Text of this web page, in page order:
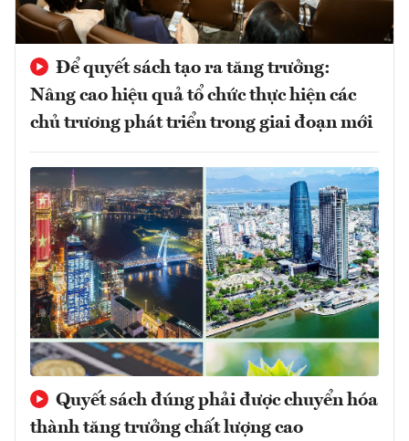
Để quyết sách tạo ra tăng trưởng:
Nâng cao hiệu quả tổ chức thực hiện các
chủ trương phát triển trong giai đoạn mới
Quyết sách đúng phải được chuyển hóa
thành tăng trưởng chất lượng cao